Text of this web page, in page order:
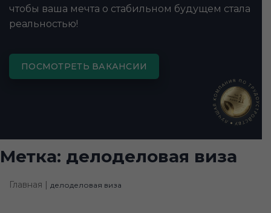
чтобы ваша мечта о стабильном будущем стала
реальностью!
ПОСМОТРЕТЬ ВАКАНСИИ
Метка: делоделовая виза
Главная | делоделовая виза